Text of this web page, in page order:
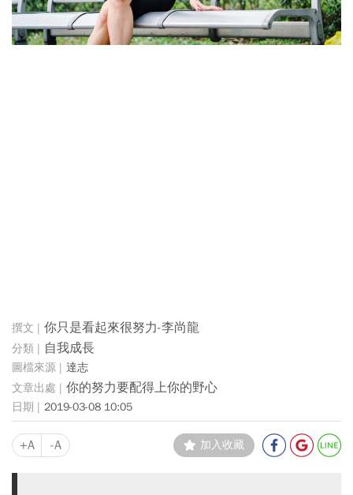
你只是看起來很努力-李尚龍
自我成長
達志
你的努力要配得上你的野心
2019-03-08 10:05
+A -A 加入收藏